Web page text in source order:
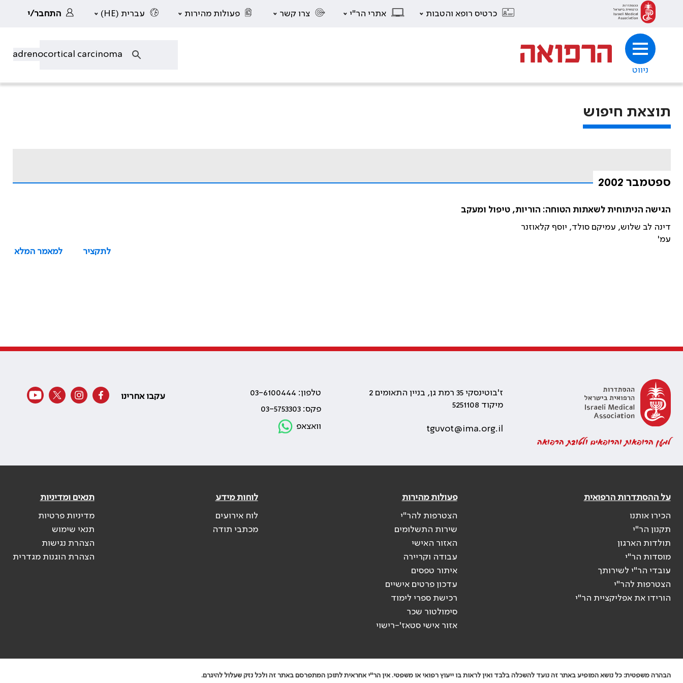
כרטיס רופא והטבות אתרי הר"י צרו קשר פעולות מהירות עברית (HE) התחבר/י
ניווט
תוצאת חיפוש
ספטמבר 2002
הגישה הניתוחית לשאתות הטוחה: הוריות, טיפול ומעקב
דינה לב שלוש, עמיקם סולד, יוסף קלאוזנר
עמ'
לתקציר
למאמר המלא
למען הרופאות והרופאים ולטובת הרפואה
ז'בוטינסקי 35 רמת גן, בניין התאומים 2
מיקוד 5251108
tguvot@ima.org.il
טלפון: 03-6100444
פקס: 03-5753303
וואצאפ
עקבו אחרינו
על ההסתדרות הרפואית
הכירו אותנו
תקנון הר"י
תולדות הארגון
מוסדות הר"י
עובדי הר"י לשירותך
הצטרפות להר"י
הורידו את אפליקציית הר"י
פעולות מהירות
הצטרפות להר"י
שירות התשלומים
האזור האישי
עבודה וקריירה
איתור טפסים
עדכון פרטים אישיים
רכישת ספרי לימוד
סימולטור שכר
אזור אישי סטאז'-רישוי
לוחות מידע
לוח אירועים
מכתבי תודה
תנאים ומדיניות
מדיניות פרטיות
תנאי שימוש
הצהרת נגישות
הצהרת הוגנות מגדרית
הבהרה משפטית: כל נושא המופיע באתר זה נועד להשכלה בלבד ואין לראות בו ייעוץ רפואי או משפטי. אין הר"י אחראית לתוכן המתפרסם באתר זה ולכל נזק שעלול להיגרם.